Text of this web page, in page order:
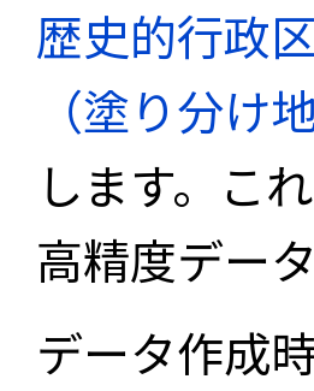
歴史的行政
（塗り分け
します。こ
高精度デー
データ作成